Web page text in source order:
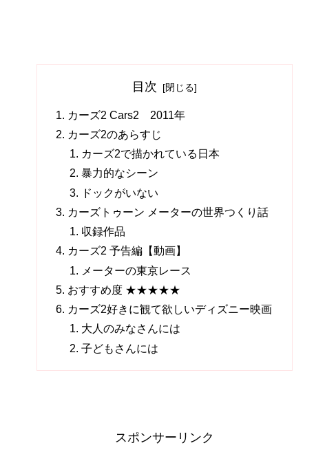
目次
カーズ2 Cars2 2011年
カーズ2のあらすじ
カーズ2で描かれている日本
暴力的なシーン
ドックがいない
カーズトゥーン メーターの世界つくり話
収録作品
カーズ2 予告編【動画】
メーターの東京レース
おすすめ度 ★★★★★
カーズ2好きに観て欲しいディズニー映画
大人のみなさんには
子どもさんには
スポンサーリンク